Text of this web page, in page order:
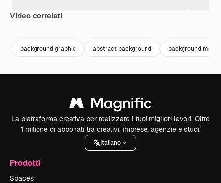
Video correlati
background graphic abstract background background
La piattaforma creativa per realizzare i tuoi migliori lavori. Oltre
1 milione di abbonati tra creativi, imprese, agenzie e studi.
Italiano
Prodotti
Spaces